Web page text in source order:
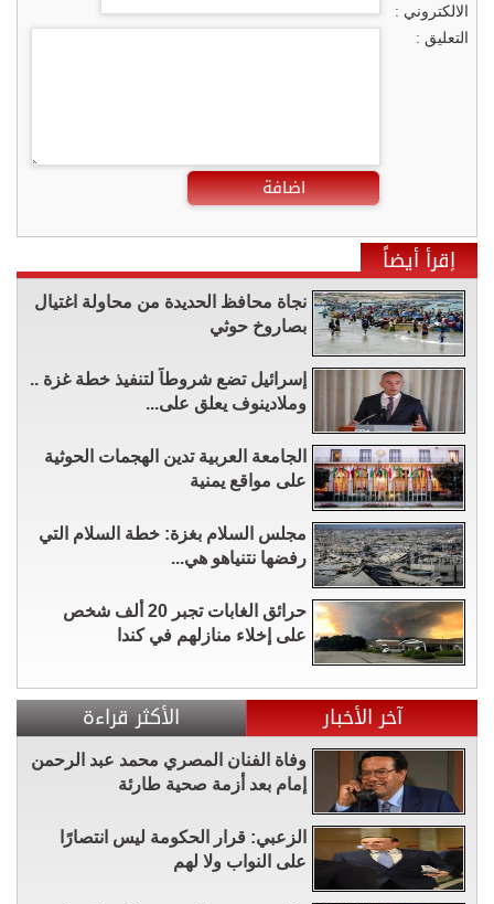
الالكتروني :
التعليق :
اضافة
إقرأ أيضاً
نجاة محافظ الحديدة من محاولة اغتيال
بصاروخ حوثي
إسرائيل تضع شروطاً لتنفيذ خطة غزة ..
وملادينوف يعلق على...
الجامعة العربية تدين الهجمات الحوثية
على مواقع يمنية
مجلس السلام بغزة: خطة السلام التي
رفضها نتنياهو هي...
حرائق الغابات تجبر 20 ألف شخص
على إخلاء منازلهم في كندا
آخر الأخبار الأكثر قراءة
وفاة الفنان المصري محمد عبد الرحمن
إمام بعد أزمة صحية طارئة
الزعبي: قرار الحكومة ليس انتصارًا
على النواب ولا لهم